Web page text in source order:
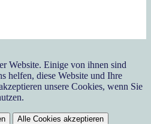
Website. Einige von ihnen sind
helfen, diese Website und Ihre
unsere Cookies, wenn Sie
Alle Cookies akzeptieren